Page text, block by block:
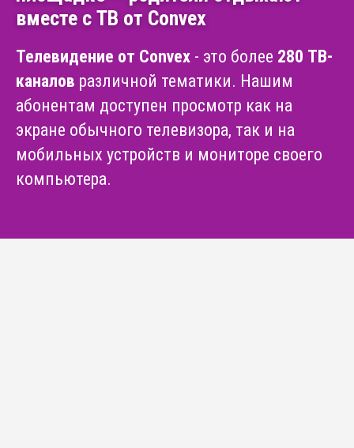
вместе с ТВ от Convex
Телевидение от Convex - это более 280 ТВ-
каналов различной тематики. Нашим
абонентам доступен просмотр как на
экране обычного телевизора, так и на
мобильных устройств и мониторе своего
компьютера.